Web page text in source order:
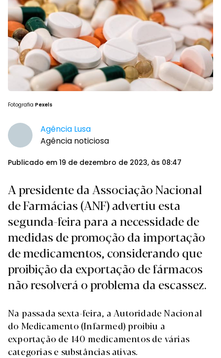
Fotografia Pexels
Agência Lusa
Agência noticiosa
Publicado em 19 de dezembro de 2023, às 08:47
A presidente da Associação Nacional
de Farmácias (ANF) advertiu esta
segunda-feira para a necessidade de
medidas de promoção da importação
de medicamentos, considerando que
proibição da exportação de fármacos
não resolverá o problema da escassez.
Na passada sexta-feira, a Autoridade Nacional
do Medicamento (Infarmed) proibiu a
exportação de 140 medicamentos de várias
categorias e substâncias ativas.